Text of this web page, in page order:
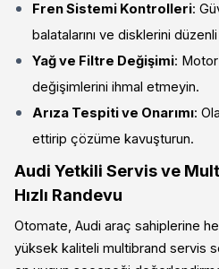
Fren Sistemi Kontrolleri:
balatalarını ve disklerini
Yağ ve Filtre Değişimi:
değişimlerini ihmal etmeyin.
Arıza Tespiti ve Onarımı:
ettirip çözüme kavuşturun.
Audi Yetkili Servis ve
Hızlı Randevu
Otomate, Audi araç sahiplerine
yüksek kaliteli multibrand servis